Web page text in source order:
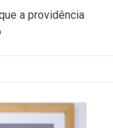
a providência